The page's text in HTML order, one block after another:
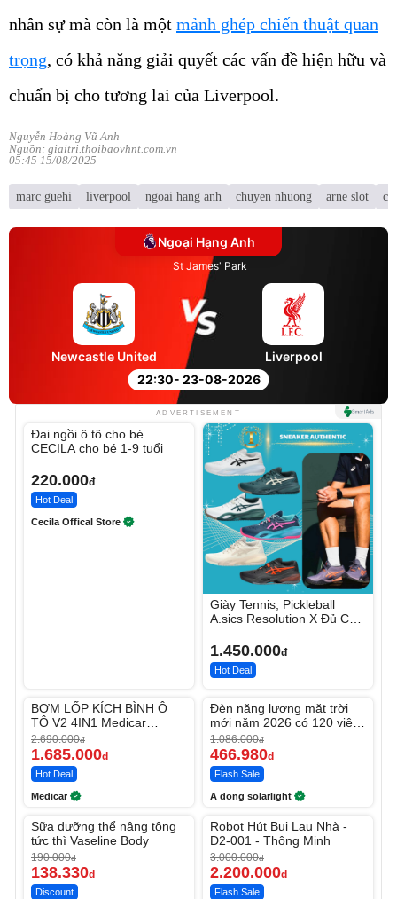
nhân sự mà còn là một mảnh ghép chiến thuật quan
trọng, có khả năng giải quyết các vấn đề hiện hữu và
chuẩn bị cho tương lai của Liverpool.
Nguyễn Hoàng Vũ Anh
Nguồn: giaitri.thoibaovhnt.com.vn
05:45 15/08/2025
marc guehi liverpool ngoai hang anh chuyen nhuong arne slot
Ngoại Hạng Anh
St James' Park
22:30- 23-08-2026
Newcastle United Liverpool
ADVERTISEMENT
Đai ngồi ô tô cho bé
CECILA cho bé 1-9 tuổi
220.000đ
Hot Deal
Cecila Offical Store
Giày Tennis, Pickleball
A.sics Resolution X Đủ Các
1.450.000đ
Hot Deal
-37%
BƠM LỐP KÍCH BÌNH Ô
TÔ V2 4IN1 Medicar
12.000mAh
2.690.000đ
1.685.000đ
Hot Deal
Medicar
-56%
Đèn năng lượng mặt trời
mới năm 2026 có 120 viên
LED lớn
1.086.000đ
466.980đ
Flash Sale
A dong solarlight
-27%
Sữa dưỡng thể nâng tông
tức thì Vaseline Body
190.000đ
138.330đ
Discount
-26%
Robot Hút Bụi Lau Nhà -
D2-001 - Thông Minh
3.000.000đ
2.200.000đ
Flash Sale